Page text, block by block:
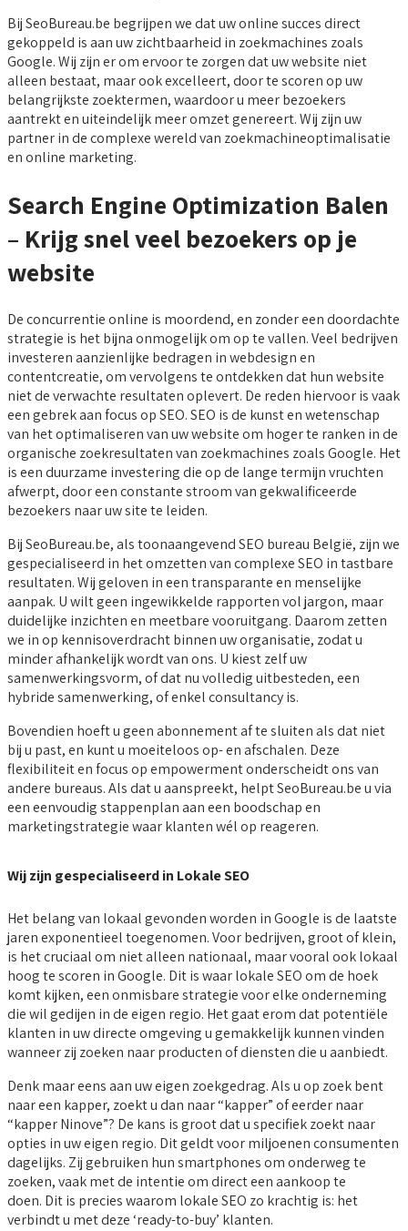
Bij SeoBureau.be begrijpen we dat uw online succes direct
gekoppeld is aan uw zichtbaarheid in zoekmachines zoals
Google. Wij zijn er om ervoor te zorgen dat uw website niet
alleen bestaat, maar ook excelleert, door te scoren op uw
belangrijkste zoektermen, waardoor u meer bezoekers
aantrekt en uiteindelijk meer omzet genereert. Wij zijn uw
partner in de complexe wereld van zoekmachineoptimalisatie
en online marketing.
Search Engine Optimization Balen
– Krijg snel veel bezoekers op je
website
De concurrentie online is moordend, en zonder een doordachte
strategie is het bijna onmogelijk om op te vallen. Veel bedrijven
investeren aanzienlijke bedragen in webdesign en
contentcreatie, om vervolgens te ontdekken dat hun website
niet de verwachte resultaten oplevert. De reden hiervoor is vaak
een gebrek aan focus op SEO. SEO is de kunst en wetenschap
van het optimaliseren van uw website om hoger te ranken in de
organische zoekresultaten van zoekmachines zoals Google. Het
is een duurzame investering die op de lange termijn vruchten
afwerpt, door een constante stroom van gekwalificeerde
bezoekers naar uw site te leiden.
Bij SeoBureau.be, als toonaangevend SEO bureau België, zijn we
gespecialiseerd in het omzetten van complexe SEO in tastbare
resultaten. Wij geloven in een transparante en menselijke
aanpak. U wilt geen ingewikkelde rapporten vol jargon, maar
duidelijke inzichten en meetbare vooruitgang. Daarom zetten
we in op kennisoverdracht binnen uw organisatie, zodat u
minder afhankelijk wordt van ons. U kiest zelf uw
samenwerkingsvorm, of dat nu volledig uitbesteden, een
hybride samenwerking, of enkel consultancy is.
Bovendien hoeft u geen abonnement af te sluiten als dat niet
bij u past, en kunt u moeiteloos op- en afschalen. Deze
flexibiliteit en focus op empowerment onderscheidt ons van
andere bureaus. Als dat u aanspreekt, helpt SeoBureau.be u via
een eenvoudig stappenplan aan een boodschap en
marketingstrategie waar klanten wél op reageren.
Wij zijn gespecialiseerd in Lokale SEO
Het belang van lokaal gevonden worden in Google is de laatste
jaren exponentieel toegenomen. Voor bedrijven, groot of klein,
is het cruciaal om niet alleen nationaal, maar vooral ook lokaal
hoog te scoren in Google. Dit is waar lokale SEO om de hoek
komt kijken, een onmisbare strategie voor elke onderneming
die wil gedijen in de eigen regio. Het gaat erom dat potentiële
klanten in uw directe omgeving u gemakkelijk kunnen vinden
wanneer zij zoeken naar producten of diensten die u aanbiedt.
Denk maar eens aan uw eigen zoekgedrag. Als u op zoek bent
naar een kapper, zoekt u dan naar “kapper” of eerder naar
“kapper Ninove”? De kans is groot dat u specifiek zoekt naar
opties in uw eigen regio. Dit geldt voor miljoenen consumenten
dagelijks. Zij gebruiken hun smartphones om onderweg te
zoeken, vaak met de intentie om direct een aankoop te
doen. Dit is precies waarom lokale SEO zo krachtig is: het
verbindt u met deze ‘ready-to-buy’ klanten.